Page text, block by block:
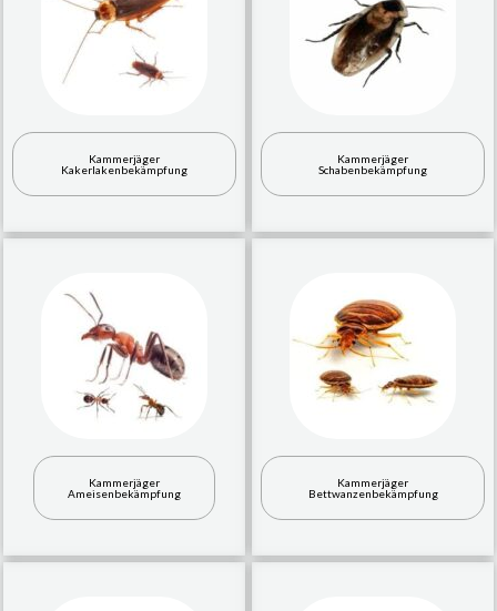
Kammerjäger
Kakerlakenbekämpfung
Kammerjäger
Schabenbekämpfung
Kammerjäger
Ameisenbekämpfung
Kammerjäger
Bettwanzenbekämpfung